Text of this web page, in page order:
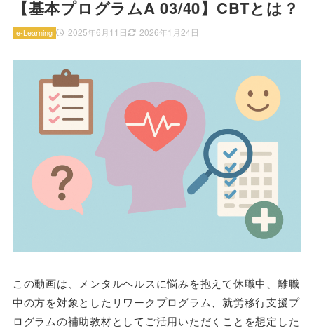
【基本プログラムA 03/40】CBTとは？
2025年6月11日 2026年1月24日
e-Learning
この動画は、メンタルヘルスに悩みを抱えて休職中、離職
中の方を対象としたリワークプログラム、就労移行支援プ
ログラムの補助教材としてご活用いただくことを想定した